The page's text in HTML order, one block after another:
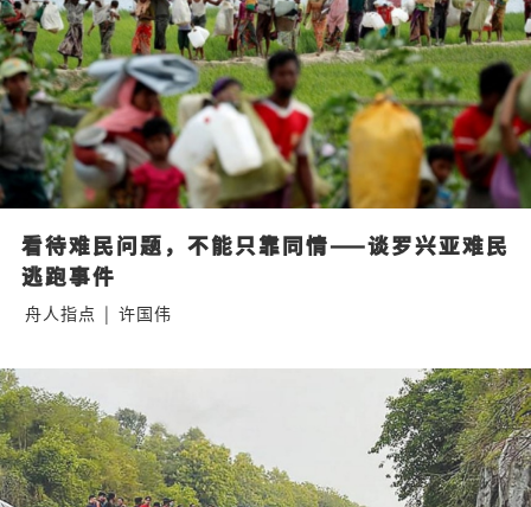
看待难民问题，不能只靠同情——谈罗兴亚难民
逃跑事件
舟人指点 | 许国伟